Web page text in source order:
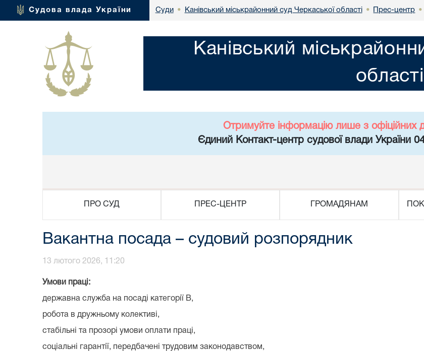
Судова влада України Суди • Канівський міськрайонний суд Черкаської області • Прес-центр •
Канівський
області
Отримуйте інформацію лише з офіційних
Єдиний Контакт-центр судової влади України
ПРО СУД ПРЕС-ЦЕНТР ГРОМАДЯНАМ
Вакантна посада – судовий розпорядник
13 лютого 2026, 11:20
Умови праці:
державна служба на посаді категорії В,
робота в дружньому колективі,
стабільні та прозорі умови оплати праці,
соціальні гарантії, передбачені трудовим законодавством,